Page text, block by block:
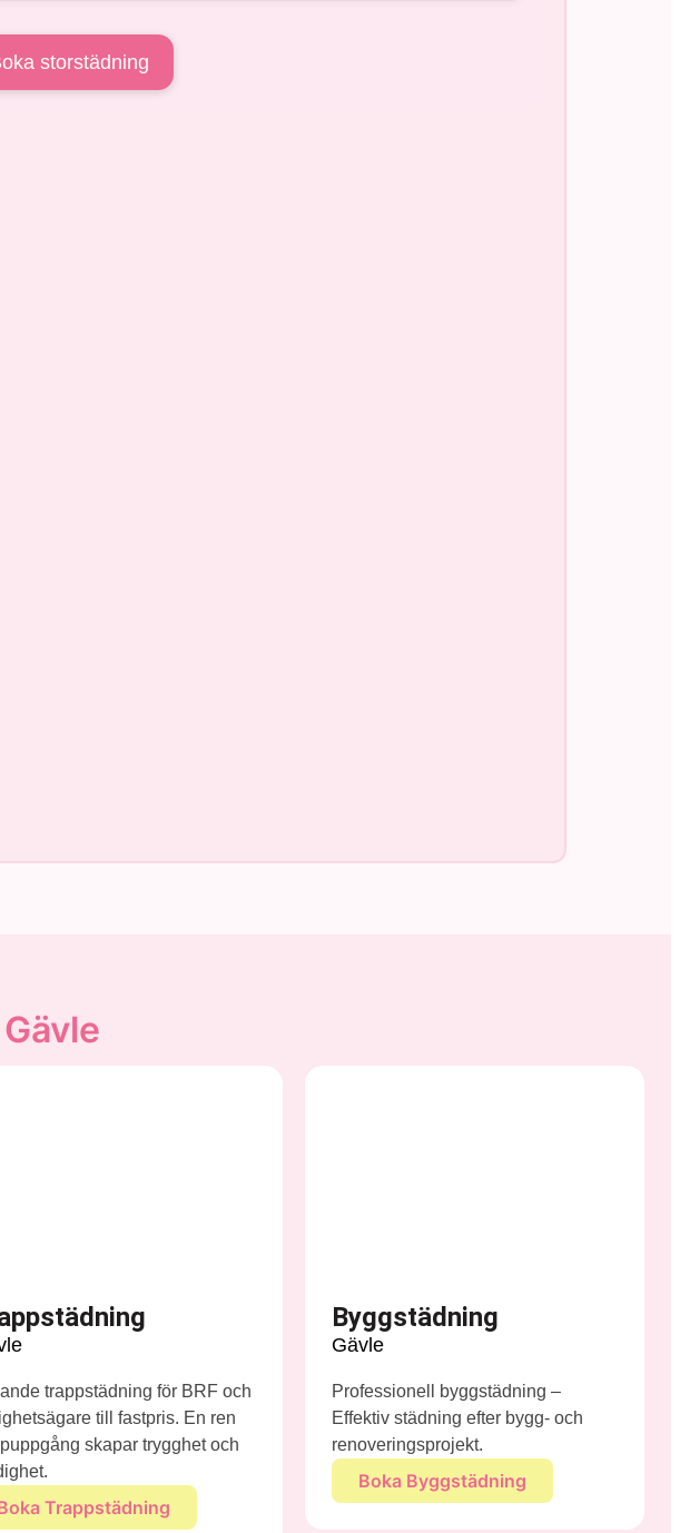
trappstädning för BRF och
till fastpris. En ren
skapar trygghet och
Trappstädning
Byggstädning
Gävle
Professionell byggstädning –
Effektiv städning efter bygg- och
renoveringsprojekt.
Boka Byggstädning